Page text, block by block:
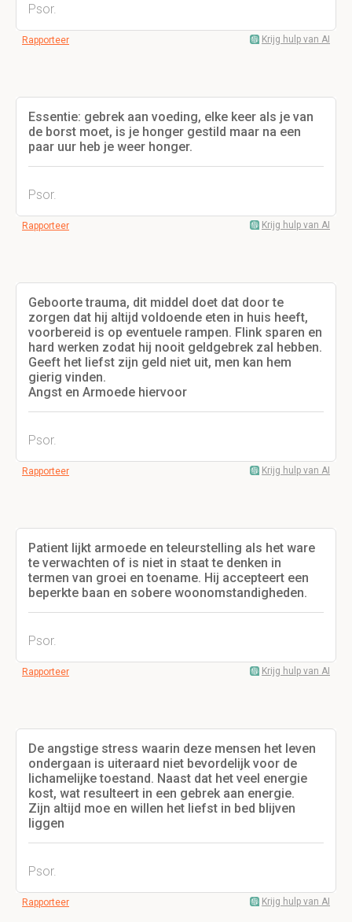
Psor.
Rapporteer Krijg hulp van AI
Essentie: gebrek aan voeding, elke keer als je van
de borst moet, is je honger gestild maar na een
paar uur heb je weer honger.
Psor.
Rapporteer Krijg hulp van AI
Geboorte trauma, dit middel doet dat door te
zorgen dat hij altijd voldoende eten in huis heeft,
voorbereid is op eventuele rampen. Flink sparen en
hard werken zodat hij nooit geldgebrek zal hebben.
Geeft het liefst zijn geld niet uit, men kan hem
gierig vinden.
Angst en Armoede hiervoor
Psor.
Rapporteer Krijg hulp van AI
Patient lijkt armoede en teleurstelling als het ware
te verwachten of is niet in staat te denken in
termen van groei en toename. Hij accepteert een
beperkte baan en sobere woonomstandigheden.
Psor.
Rapporteer Krijg hulp van AI
De angstige stress waarin deze mensen het leven
ondergaan is uiteraard niet bevordelijk voor de
lichamelijke toestand. Naast dat het veel energie
kost, wat resulteert in een gebrek aan energie.
Zijn altijd moe en willen het liefst in bed blijven
liggen
Psor.
Rapporteer Krijg hulp van AI